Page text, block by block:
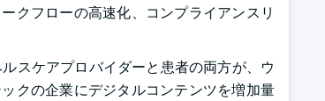
クフローの高速化、コンプライアンスリ
スケアプロバイダーと患者の両方が、ウ
クの企業にデジタルコンテンツを増加量